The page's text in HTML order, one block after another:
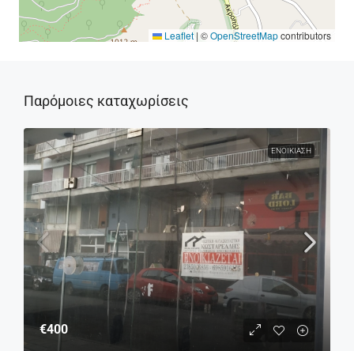
Leaflet | ©OpenStreetMapcontributors
Παρόμοιες καταχωρίσεις
ΕΝΟΙΚΊΑΣΗ
€400